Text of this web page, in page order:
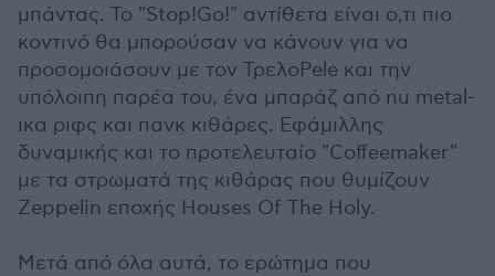
μπάντας. Το "Stop!Go!" αντίθετα είναι ο,τι πιο
κοντινό θα μπορούσαν να κάνουν για να
προσομοιάσουν με τον ΤρελοPele και την
υπόλοιπη παρέα του, ένα μπαράζ από nu metal-
ικα ριφς και πανκ κιθάρες. Εφάμιλλης
δυναμικής και το προτελευταίο "Coffeemaker"
με τα στρωματά της κιθάρας που θυμίζουν
Zeppelin εποχής Houses Of The Holy.
Μετά από όλα αυτά, το ερώτημα που